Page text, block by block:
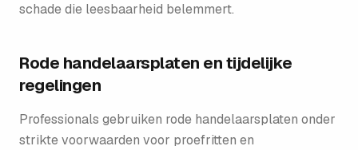
schade die leesbaarheid belemmert.
Rode handelaarsplaten en tijdelijke
regelingen
Professionals gebruiken rode handelaarsplaten onder
strikte voorwaarden voor proefritten en